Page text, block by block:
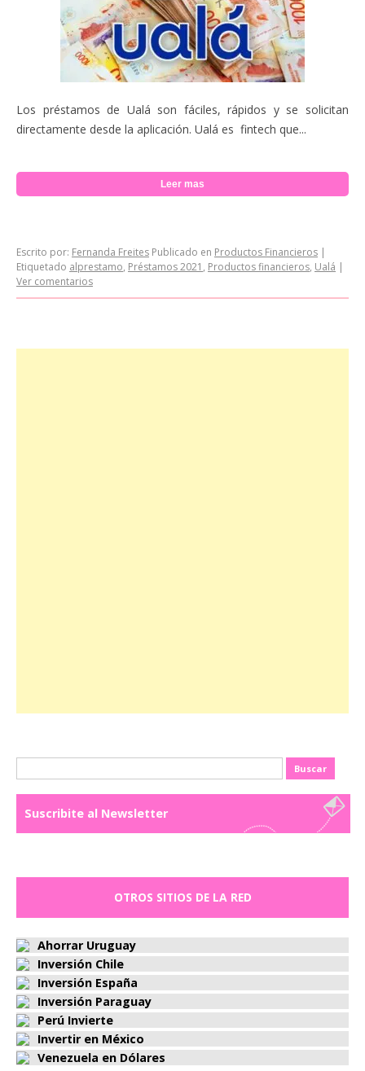
Los préstamos de Ualá son fáciles, rápidos y se solicitan
directamente desde la aplicación. Ualá es fintech que...
Leer mas
Escrito por: Fernanda Freites Publicado en Productos Financieros |
Etiquetado alprestamo, Préstamos 2021 , Productos financieros, Ualá |
Ver comentarios
Suscribite al Newsletter
OTROS SITIOS DE LA RED
Ahorrar Uruguay
Inversión Chile
Inversión España
Inversión Paraguay
Perú Invierte
Invertir en México
Venezuela en Dólares